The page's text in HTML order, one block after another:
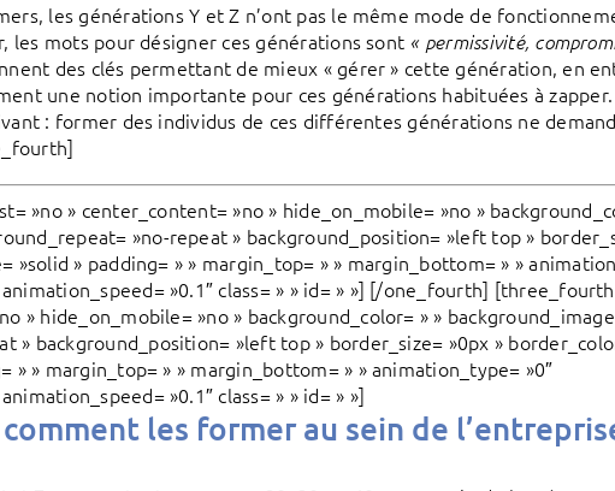
les générations Y et Z n’ont pas le même mode de
les mots pour désigner ces générations sont « permissivité,
des clés permettant de mieux « gérer » cette génération, en
une notion importante pour ces générations habituées à
: former des individus de ces différentes générations ne
»no » center_content= »no » hide_on_mobile= »no »
»no-repeat » background_position= »left top »
»solid » padding= » » margin_top= » » margin_bottom= » »
»0.1″ class= » » id= » »] [/one_fourth] [three_fourth
» hide_on_mobile= »no » background_color= » »
» background_position= »left top » border_size= »0px »
» » margin_top= » » margin_bottom= » » animation_type= »0″
»0.1″ class= » » id= » »]
les former au sein de